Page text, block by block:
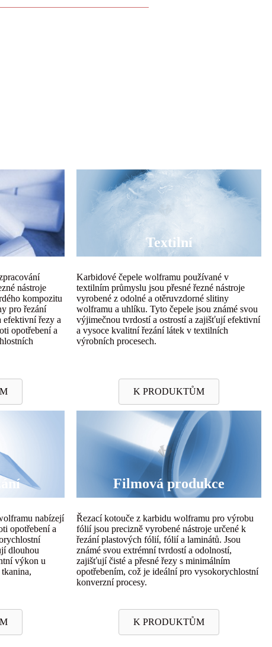
Textilní
nástroje
kompozitu
pro řezání
efektivní řezy a
opotřebení a
Karbidové čepele wolframu používané v
textilním průmyslu jsou přesné řezné nástroje
vyrobené z odolné a otěruvzdorné slitiny
wolframu a uhlíku. Tyto čepele jsou známé svou
výjimečnou tvrdostí a ostrostí a zajišťují efektivní
a vysoce kvalitní řezání látek v textilních
výrobních procesech.
K PRODUKTŮM
Filmová produkce
nabízejí
opotřebení a
dlouhou
výkon u
Řezací kotouče z karbidu wolframu pro výrobu
fólií jsou precizně vyrobené nástroje určené k
řezání plastových fólií, fólií a laminátů. Jsou
známé svou extrémní tvrdostí a odolností,
zajišťují čisté a přesné řezy s minimálním
opotřebením, což je ideální pro vysokorychlostní
konverzní procesy.
K PRODUKTŮM